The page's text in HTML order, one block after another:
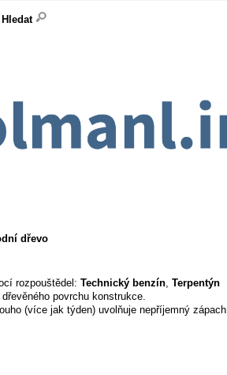
Hledat
dřevo
rozpouštědel: Technický benzín Terpentýn
povrchu konstrukce.
(více jak týden) uvolňuje nepříjemný zápach.